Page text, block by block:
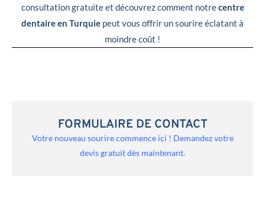
consultation gratuite et découvrez comment notrecentre
dentaire en Turquie peut vous offrir un sourire éclatant à
moindre coût !
FORMULAIRE DE CONTACT
Votre nouveau sourire commence ici ! Demandez votre
devis gratuit dès maintenant.